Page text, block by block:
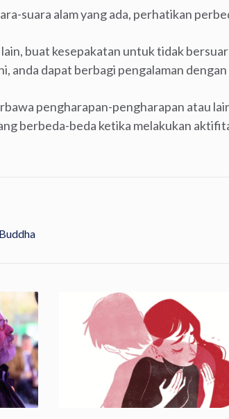
suara alam yang ada, perhatikan
buat kesepakatan untuk tidak
anda dapat berbagi pengalaman
pengharapan-pengharapan atau
berbeda-beda ketika melakukan